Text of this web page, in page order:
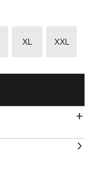
XL
XXL